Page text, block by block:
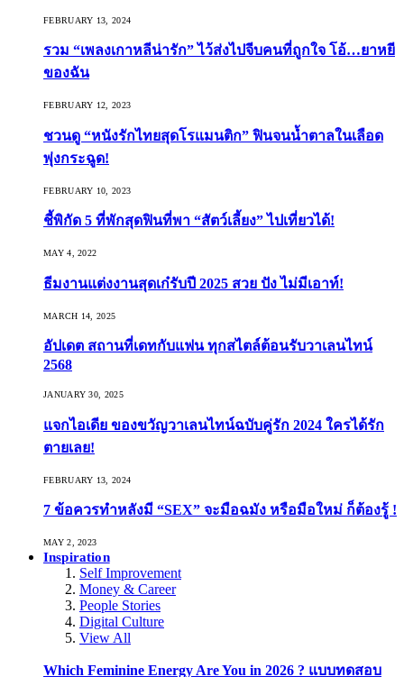
FEBRUARY 13, 2024
รวม “เพลงเกาหลีน่ารัก” ไว้ส่งไปจีบคนที่ถูกใจ โอ้…ยาหยี
ของฉัน
FEBRUARY 12, 2023
ชวนดู “หนังรักไทยสุดโรแมนติก” ฟินจนน้ำตาลในเลือด
พุ่งกระฉูด!
FEBRUARY 10, 2023
ชี้พิกัด 5 ที่พักสุดฟินที่พา “สัตว์เลี้ยง” ไปเที่ยวได้!
MAY 4, 2022
ธีมงานแต่งงานสุดเก๋รับปี 2025 สวย ปัง ไม่มีเอาท์!
MARCH 14, 2025
อัปเดต สถานที่เดทกับแฟน ทุกสไตล์ต้อนรับวาเลนไทน์
2568
JANUARY 30, 2025
แจกไอเดีย ของขวัญวาเลนไทน์ฉบับคู่รัก 2024 ใครได้รัก
ตายเลย!
FEBRUARY 13, 2024
7 ข้อควรทำหลังมี “SEX” จะมือฉมัง หรือมือใหม่ ก็ต้องรู้ !
MAY 2, 2023
Inspiration
Self Improvement
Money & Career
People Stories
Digital Culture
View All
Which Feminine Energy Are You in 2026 ? แบบทดสอบ